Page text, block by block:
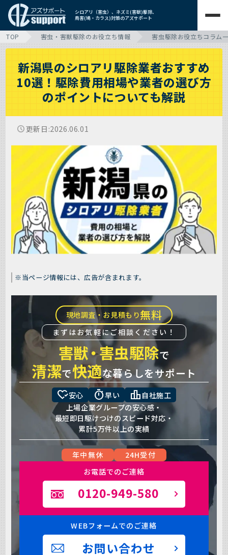
シロアリ（害虫）、ネズミ(害獣)駆除、
鳥害(鳩・カラス)対策のアズサポート
TOP 害虫・害獣駆除のお役立ち情報 害虫駆除お役立ちコラム
新潟県のシロアリ駆除業者おすすめ
10選！駆除費用相場や業者の選び方
のポイントについても解説
更新日 2026.06.01
※当ページ情報には、広告が含まれます。
現地調査・お見積もり無料
まずはお気軽にご相談ください！
害獣・害虫駆除で
清潔で快適な暮らしをサポート
heart_check安心 timer早い leaderboard 自社施工
上場企業グループの安心感・
最短即日駆けつけのスピード対応・
累計5万件以上の実績
年中無休
24H受付
お電話でのご連絡
0120-949-580
WEBフォームでのご連絡
お問い合わせ